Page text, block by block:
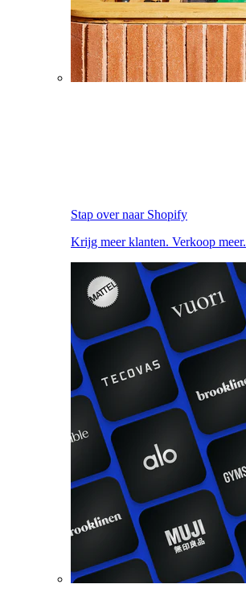
Stap over naar Shopify
Krijg meer klanten. Verkoop meer.